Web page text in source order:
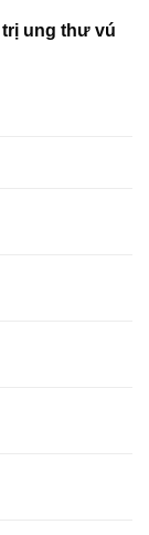
trị ung thư vú